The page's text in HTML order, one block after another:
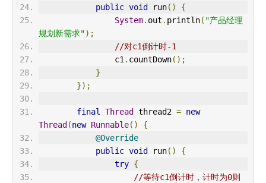
public void run()
{
System. out . println( "产品经理
规划新需求");
//对c1倒计时-1
                c1
. countDown();
}
});
final Thread thread2 = new
Thread (new Runnable()
{
@Override
public void run()
{
try {
//等待c1倒计时，计时为0则